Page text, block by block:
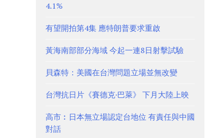
4.1%
有望開拍第4集 應特朗普要求重啟
黃海南部部分海域 今起一連8日射擊試驗
貝森特：美國在台灣問題立場並無改變
台灣抗日片《賽德克·巴萊》 下月大陸上映
高市︰日本無立場認定台地位 有責任與中國
對話